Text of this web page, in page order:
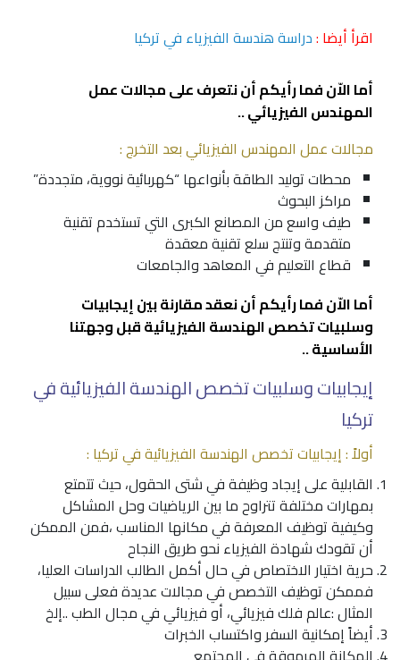
اقرأ أيضا :دراسة هندسة الفيزياء في تركيا
أما الاّن فما رأيكم أن نتعرف على مجالات عمل
المهندس الفيزيائي ..
مجالات عمل المهندس الفيزيائي بعد التخرج :
محطات توليد الطاقة بأنواعها “كهربائية نووية، متجددة”
مراكز البحوث
طيف واسع من المصانع الكبرى التي تستخدم تقنية
متقدمة وتنتج سلع تقنية معقدة
قطاع التعليم في المعاهد والجامعات
أما الاّن فما رأيكم أن نعقد مقارنة بين إيجابيات
وسلبيات تخصص الهندسة الفيزيائية قبل وجهتنا
الأساسية ..
إيجابيات وسلبيات تخصص الهندسة الفيزيائية في
تركيا
أولاً : إيجابيات تخصص الهندسة الفيزيائية في تركيا :
القابلية على إيجاد وظيفة في شتى الحقول، حيث تتمتع
بمهارات مختلفة تتراوح ما بين الرياضيات وحل المشاكل
وكيفية توظيف المعرفة في مكانها المناسب ،فمن الممكن
أن تقودك شهادة الفيزياء نحو طريق النجاح
حرية اختيار الاختصاص في حال أكمل الطالب الدراسات العليا،
فممكن توظيف التخصص في مجالات عديدة فعلى سبيل
المثال :عالم فلك فيزيائي، أو فيزيائي في مجال الطب ..إلخ
أيضاً إمكانية السفر واكتساب الخبرات